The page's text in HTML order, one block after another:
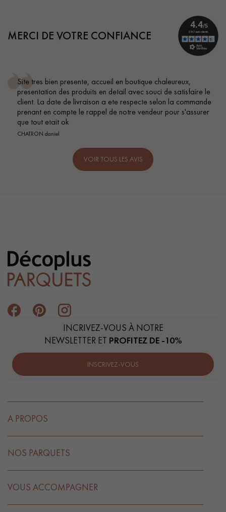
MERCI DE VOTRE CONFIANCE
Site tres bien presente, accueil en boutique chaleureux,
presentation des produits en detail avec souci de satisfaire le
client. La date de livraison a ete respecte selon la commande
prenant en compte le rappel de notre vendeur pour s'assurer
que tout etait ok
CHATRON daniel
VOIR TOUS LES AVIS
INCRIVEZ-VOUS À NOTRE
NEWSLETTER ET PROFITEZ DE -10%
INSCRIVEZ-VOUS
A PROPOS
NOS PARQUETS
VOUS ACCOMPAGNER